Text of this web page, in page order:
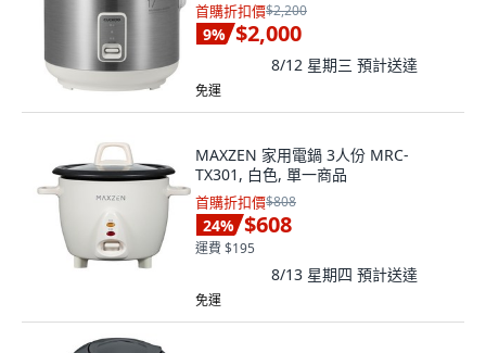
首購折扣價$2,200
9% $2,000
8/12 星期三 預計送達
免運
MAXZEN 家用電鍋 3人份 MRC-
TX301, 白色, 單一商品
首購折扣價$808
24% $608
運費 $195
8/13 星期四 預計送達
免運